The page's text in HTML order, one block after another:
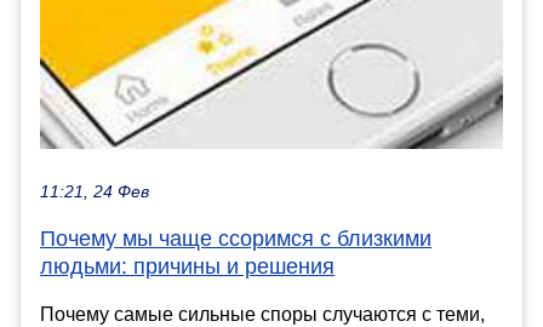
11:21, 24 Фев
Почему мы чаще ссоримся с близкими
людьми: причины и решения
Почему самые сильные споры случаются с теми,